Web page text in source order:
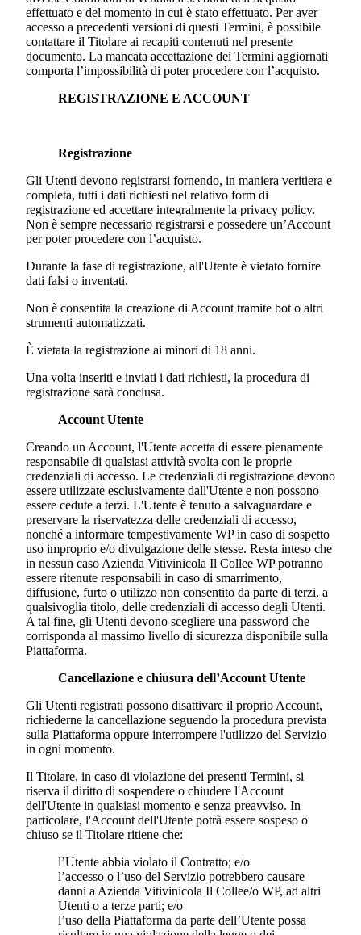
effettuato e del momento in cui è stato effettuato. Per aver
accesso a precedenti versioni di questi Termini, è possibile
contattare il Titolare ai recapiti contenuti nel presente
documento. La mancata accettazione dei Termini aggiornati
comporta l’impossibilità di poter procedere con l’acquisto.
REGISTRAZIONE E ACCOUNT
Registrazione
Gli Utenti devono registrarsi fornendo, in maniera veritiera e
completa, tutti i dati richiesti nel relativo form di
registrazione ed accettare integralmente la privacy policy.
Non è sempre necessario registrarsi e possedere un’Account
per poter procedere con l’acquisto.
Durante la fase di registrazione, all'Utente è vietato fornire
dati falsi o inventati.
Non è consentita la creazione di Account tramite bot o altri
strumenti automatizzati.
È vietata la registrazione ai minori di 18 anni.
Una volta inseriti e inviati i dati richiesti, la procedura di
registrazione sarà conclusa.
Account Utente
Creando un Account, l'Utente accetta di essere pienamente
responsabile di qualsiasi attività svolta con le proprie
credenziali di accesso. Le credenziali di registrazione devono
essere utilizzate esclusivamente dall'Utente e non possono
essere cedute a terzi. L'Utente è tenuto a salvaguardare e
preservare la riservatezza delle credenziali di accesso,
nonché a informare tempestivamente WP in caso di sospetto
uso improprio e/o divulgazione delle stesse. Resta inteso che
in nessun caso Azienda Vitivinicola Il Collee WP potranno
essere ritenute responsabili in caso di smarrimento,
diffusione, furto o utilizzo non consentito da parte di terzi, a
qualsivoglia titolo, delle credenziali di accesso degli Utenti.
A tal fine, gli Utenti devono scegliere una password che
corrisponda al massimo livello di sicurezza disponibile sulla
Piattaforma.
Cancellazione e chiusura dell’Account Utente
Gli Utenti registrati possono disattivare il proprio Account,
richiederne la cancellazione seguendo la procedura prevista
sulla Piattaforma oppure interrompere l'utilizzo del Servizio
in ogni momento.
Il Titolare, in caso di violazione dei presenti Termini, si
riserva il diritto di sospendere o chiudere l'Account
dell'Utente in qualsiasi momento e senza preavviso. In
particolare, l'Account dell'Utente potrà essere sospeso o
chiuso se il Titolare ritiene che:
l’Utente abbia violato il Contratto; e/o
l’accesso o l’uso del Servizio potrebbero causare
danni a Azienda Vitivinicola Il Collee/o WP, ad altri
Utenti o a terze parti; e/o
l’uso della Piattaforma da parte dell’Utente possa